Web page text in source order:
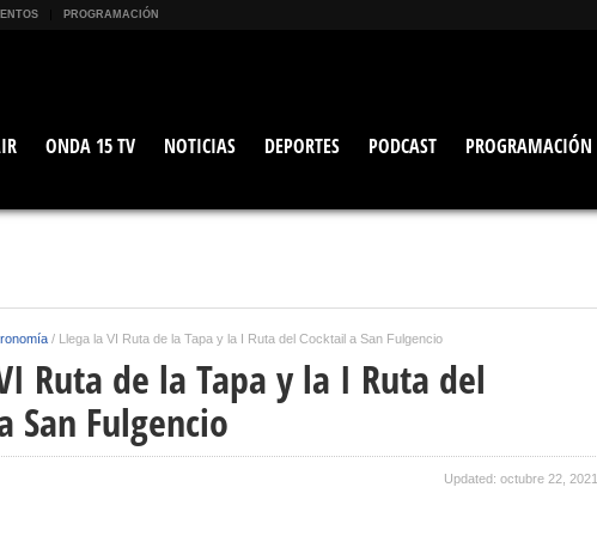
PROGRAMACIÓN
ONDA 15 TV NOTICIAS DEPORTES PODCAST PROGRAMACIÓN
/ Llega la VI Ruta de la Tapa y la I Ruta del Cocktail a San Fulgencio
Ruta de la Tapa y la I Ruta del
San Fulgencio
Updated: octubre 22, 2021